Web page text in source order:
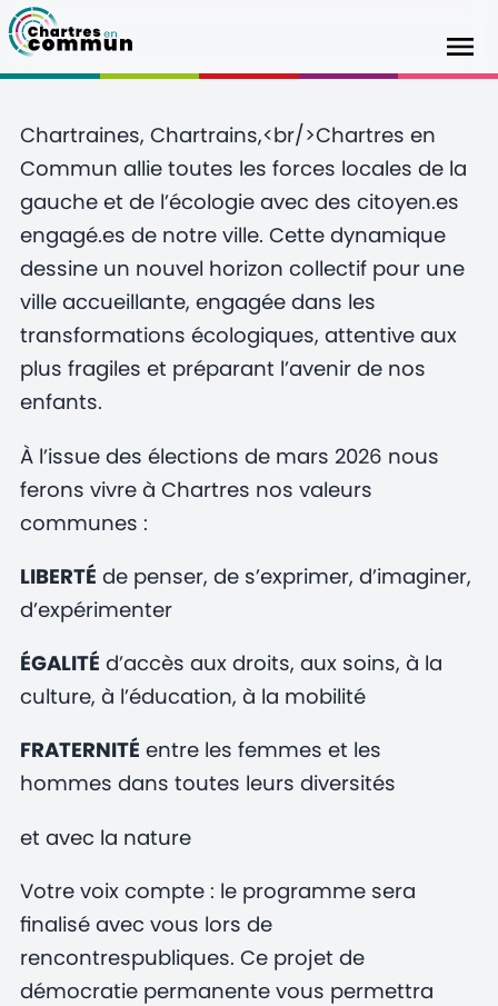
Chartraines, Chartrains,<br/>Chartres en
Commun allie toutes les forces locales de la
gauche et de l’écologie avec des citoyen.es
engagé.es de notre ville. Cette dynamique
dessine un nouvel horizon collectif pour une
ville accueillante, engagée dans les
transformations écologiques, attentive aux
plus fragiles et préparant l’avenir de nos
enfants.
À l’issue des élections de mars 2026 nous
ferons vivre à Chartres nos valeurs
communes :
LIBERTÉ de penser, de s’exprimer, d’imaginer,
d’expérimenter
ÉGALITÉ d’accès aux droits, aux soins, à la
culture, à l’éducation, à la mobilité
FRATERNITÉ entre les femmes et les
hommes dans toutes leurs diversités
et avec la nature
Votre voix compte : le programme sera
finalisé avec vous lors de
rencontrespubliques. Ce projet de
démocratie permanente vous permettra